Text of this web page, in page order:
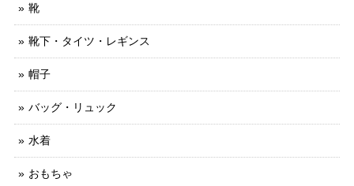
靴
靴下・タイツ・レギンス
帽子
バッグ・リュック
水着
おもちゃ